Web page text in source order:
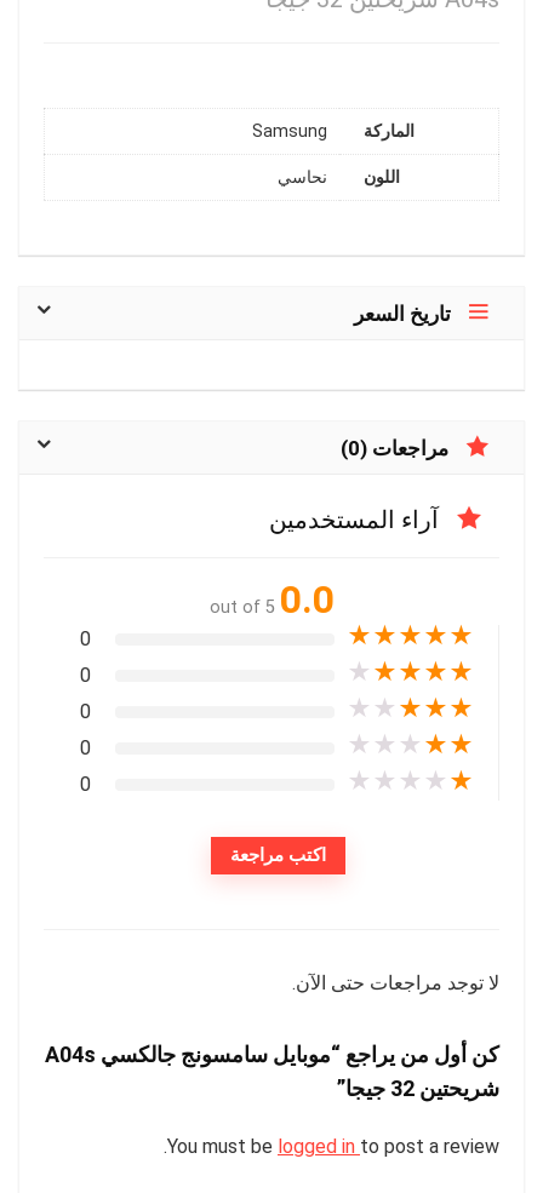
الماركة Samsung
اللون نحاسي
تاريخ السعر
مراجعات (0)
آراء المستخدمين
0.0
out of 5
★
★
★
★
★
0
★
★
★
★
★
0
★
★
★
★
★
0
★
★
★
★
★
0
★
★
★
★
★
0
اكتب مراجعة
لا توجد مراجعات حتى الآن.
كن أول من يراجع “موبايل سامسونج جالكسي A04s
شريحتين 32 جيجا”
You must be logged in to post a review.